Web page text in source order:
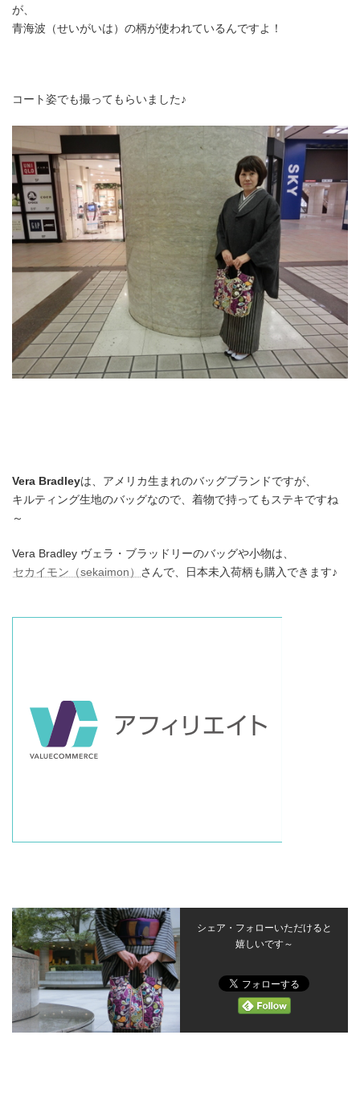
が、
青海波（せいがいは）の柄が使われているんですよ！
コート姿でも撮ってもらいました♪
Vera Bradleyは、アメリカ生まれのバッグブランドですが、
キルティング生地のバッグなので、着物で持ってもステキですね
～
Vera Bradley ヴェラ・ブラッドリーのバッグや小物は、
セカイモン（sekaimon） さんで、日本未入荷柄も購入できます♪
シェア・フォローいただけると
嬉しいです～